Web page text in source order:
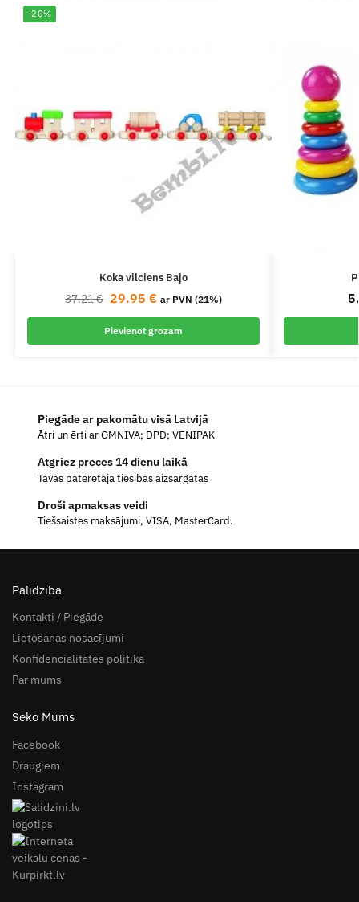
-20%
Koka vilciens Bajo
37.21€ 29.95 € ar PVN (21%)
Pievienot grozam
Piegāde ar pakomātu visā Latvijā
Ātri un ērti ar OMNIVA; DPD; VENIPAK
Atgriez preces 14 dienu laikā
Tavas patērētāja tiesības aizsargātas
Droši apmaksas veidi
Tiešsaistes maksājumi, VISA, MasterCard.
Palīdzība
Kontakti / Piegāde
Lietošanas nosacījumi
Konfidencialitātes politika
Par mums
Seko Mums
Facebook
Draugiem
Instagram